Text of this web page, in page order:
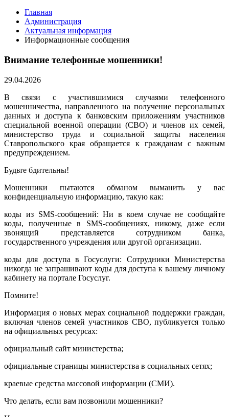
Главная
Администрация
Актуальная информация
Информационные сообщения
Внимание телефонные мошенники!
29.04.2026
В связи с участившимися случаями телефонного
мошенничества, направленного на получение персональных
данных и доступа к банковским приложениям участников
специальной военной операции (СВО) и членов их семей,
министерство труда и социальной защиты населения
Ставропольского края обращается к гражданам с важным
предупреждением.
Будьте бдительны!
Мошенники пытаются обманом выманить у вас
конфиденциальную информацию, такую как:
коды из SMS-сообщений: Ни в коем случае не сообщайте
коды, полученные в SMS-сообщениях, никому, даже если
звонящий представляется сотрудником банка,
государственного учреждения или другой организации.
коды для доступа в Госуслуги: Сотрудники Министерства
никогда не запрашивают коды для доступа к вашему личному
кабинету на портале Госуслуг.
Помните!
Информация о новых мерах социальной поддержки граждан,
включая членов семей участников СВО, публикуется только
на официальных ресурсах:
официальный сайт министерства;
официальные страницы министерства в социальных сетях;
краевые средства массовой информации (СМИ).
Что делать, если вам позвонили мошенники?